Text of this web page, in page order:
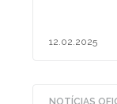
12.02.2025
NOTÍCIAS